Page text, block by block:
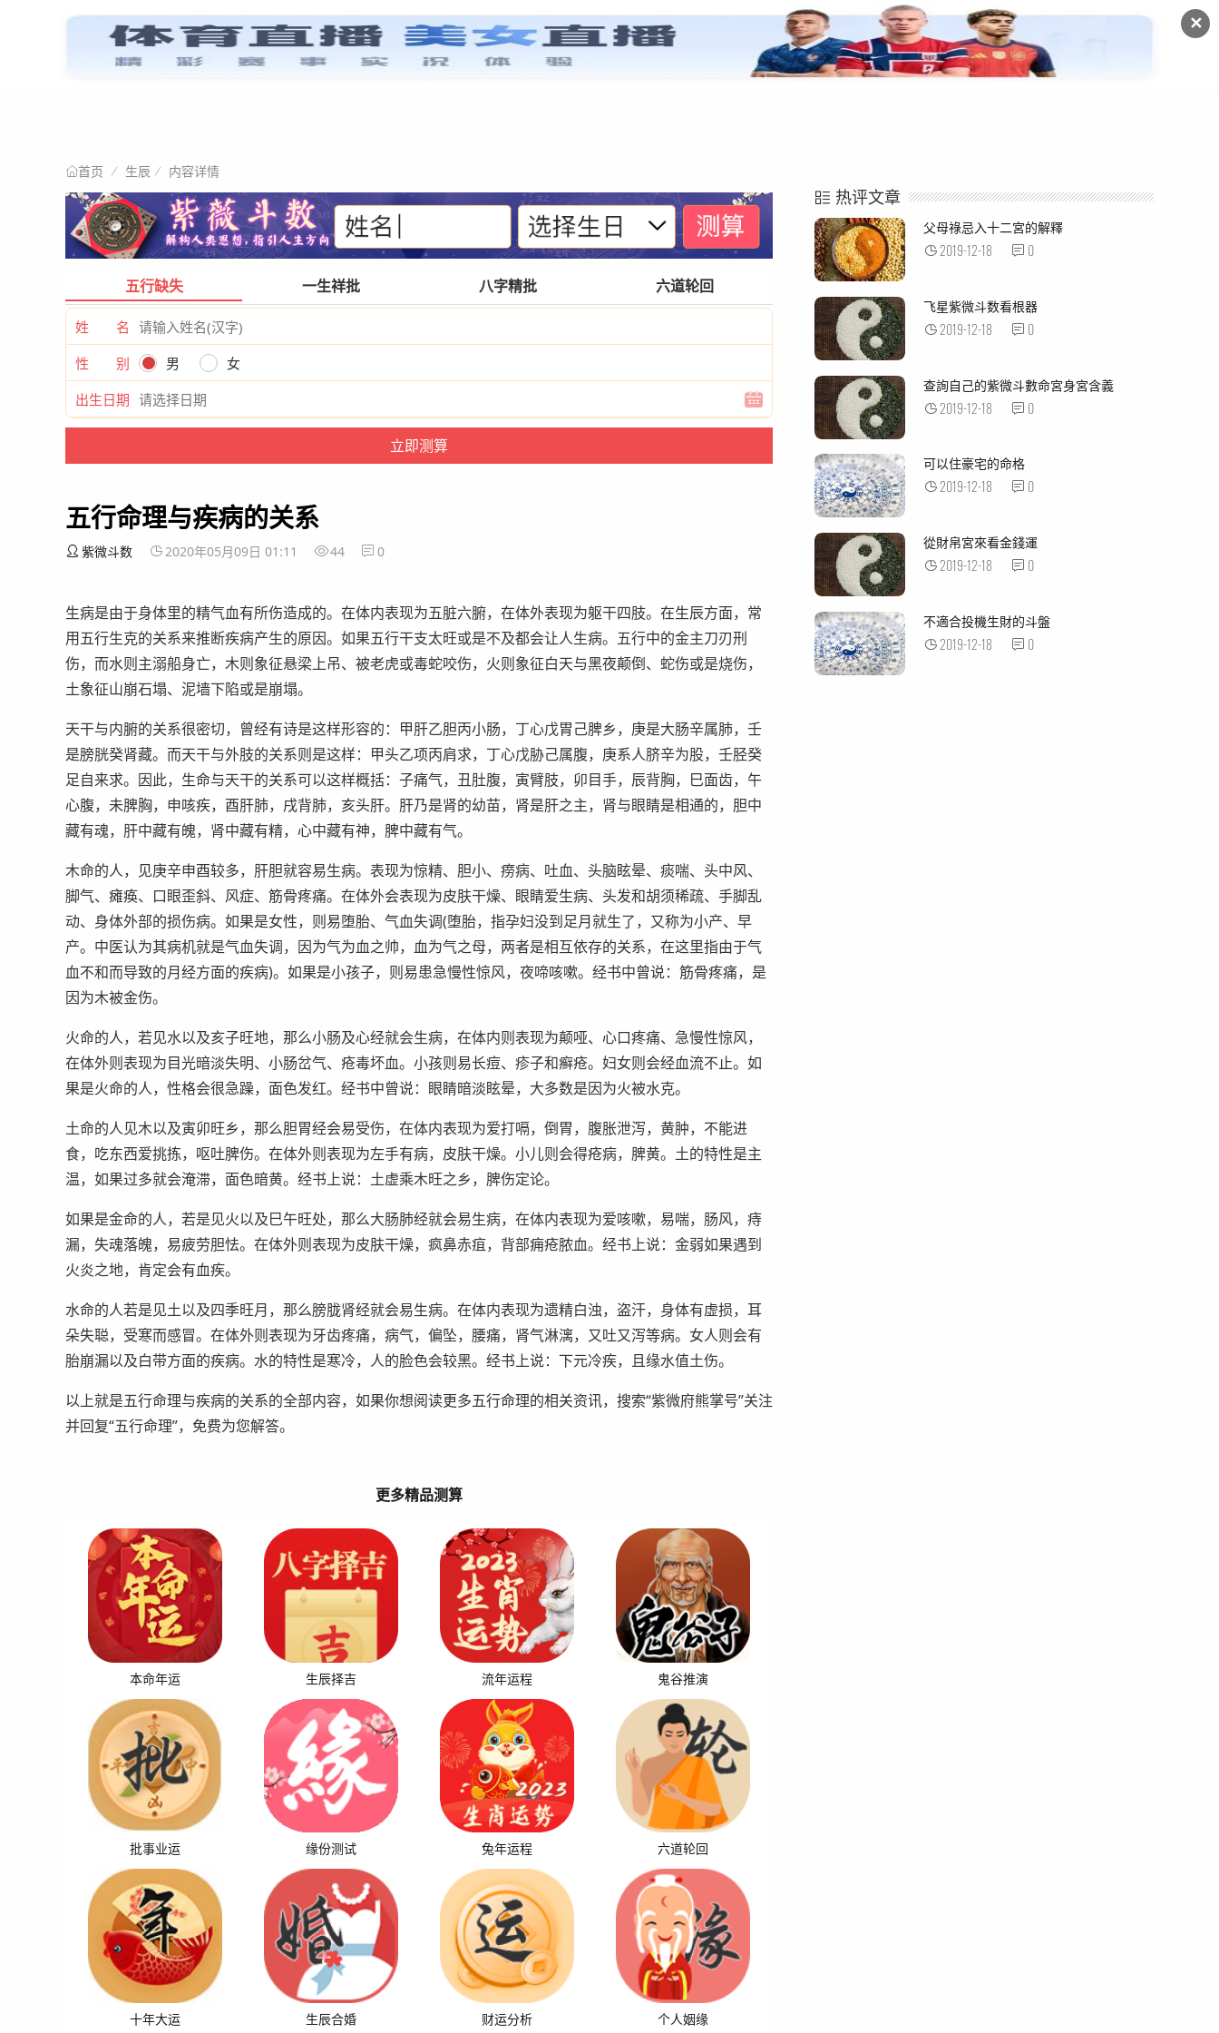
✕
首页 星情阐述 紫微基础 宫位体系 四化诀窍 格局玄奥 命例解析 紫微杂谈
首页 生辰 内容详情
五行缺失 一生祥批 八字精批 六道轮回
姓 名
性 别
男
女
出生日期
五行命理与疾病的关系
紫微斗数 2020年05月09日 01:11 44 0
生病是由于身体里的精气血有所伤造成的。在体内表现为五脏六腑，在体外表现为躯干四肢。在生辰方面，常
用五行生克的关系来推断疾病产生的原因。如果五行干支太旺或是不及都会让人生病。五行中的金主刀刃刑
伤，而水则主溺船身亡，木则象征悬梁上吊、被老虎或毒蛇咬伤，火则象征白天与黑夜颠倒、蛇伤或是烧伤，
土象征山崩石塌、泥墙下陷或是崩塌。
天干与内腑的关系很密切，曾经有诗是这样形容的：甲肝乙胆丙小肠，丁心戊胃己脾乡，庚是大肠辛属肺，壬
是膀胱癸肾藏。而天干与外肢的关系则是这样：甲头乙项丙肩求，丁心戊胁己属腹，庚系人脐辛为股，壬胫癸
足自来求。因此，生命与天干的关系可以这样概括：子痛气，丑肚腹，寅臂肢，卯目手，辰背胸，巳面齿，午
心腹，未脾胸，申咳疾，酉肝肺，戌背肺，亥头肝。肝乃是肾的幼苗，肾是肝之主，肾与眼睛是相通的，胆中
藏有魂，肝中藏有魄，肾中藏有精，心中藏有神，脾中藏有气。
木命的人，见庚辛申酉较多，肝胆就容易生病。表现为惊精、胆小、痨病、吐血、头脑眩晕、痰喘、头中风、
脚气、瘫痪、口眼歪斜、风症、筋骨疼痛。在体外会表现为皮肤干燥、眼睛爱生病、头发和胡须稀疏、手脚乱
动、身体外部的损伤病。如果是女性，则易堕胎、气血失调(堕胎，指孕妇没到足月就生了，又称为小产、早
产。中医认为其病机就是气血失调，因为气为血之帅，血为气之母，两者是相互依存的关系，在这里指由于气
血不和而导致的月经方面的疾病)。如果是小孩子，则易患急慢性惊风，夜啼咳嗽。经书中曾说：筋骨疼痛，是
因为木被金伤。
火命的人，若见水以及亥子旺地，那么小肠及心经就会生病，在体内则表现为颠哑、心口疼痛、急慢性惊风，
在体外则表现为目光暗淡失明、小肠岔气、疮毒坏血。小孩则易长痘、疹子和癣疮。妇女则会经血流不止。如
果是火命的人，性格会很急躁，面色发红。经书中曾说：眼睛暗淡眩晕，大多数是因为火被水克。
土命的人见木以及寅卯旺乡，那么胆胃经会易受伤，在体内表现为爱打嗝，倒胃，腹胀泄泻，黄肿，不能进
食，吃东西爱挑拣，呕吐脾伤。在体外则表现为左手有病，皮肤干燥。小儿则会得疮病，脾黄。土的特性是主
温，如果过多就会淹滞，面色暗黄。经书上说：土虚乘木旺之乡，脾伤定论。
如果是金命的人，若是见火以及巳午旺处，那么大肠肺经就会易生病，在体内表现为爱咳嗽，易喘，肠风，痔
漏，失魂落魄，易疲劳胆怯。在体外则表现为皮肤干燥，疯鼻赤疽，背部痈疮脓血。经书上说：金弱如果遇到
火炎之地，肯定会有血疾。
水命的人若是见土以及四季旺月，那么膀胧肾经就会易生病。在体内表现为遗精白浊，盗汗，身体有虚损，耳
朵失聪，受寒而感冒。在体外则表现为牙齿疼痛，病气，偏坠，腰痛，肾气淋漓，又吐又泻等病。女人则会有
胎崩漏以及白带方面的疾病。水的特性是寒冷，人的脸色会较黑。经书上说：下元冷疾，且缘水值土伤。
以上就是五行命理与疾病的关系的全部内容，如果你想阅读更多五行命理的相关资讯，搜索“紫微府熊掌号”关注
并回复“五行命理”，免费为您解答。
更多精品测算
本命年运 生辰择吉 流年运程 鬼谷推演
批事业运 缘份测试 兔年运程 六道轮回
十年大运 生辰合婚 财运分析 个人姻缘
热评文章
父母祿忌入十二宮的解釋
2019-12-18 0
飞星紫微斗数看根器
2019-12-18 0
查詢自己的紫微斗數命宮身宮含義
2019-12-18 0
可以住豪宅的命格
2019-12-18 0
從財帛宮來看金錢運
2019-12-18 0
不適合投機生財的斗盤
2019-12-18 0